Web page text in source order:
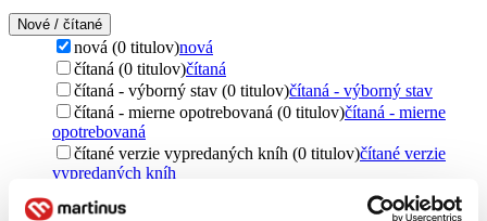
Nové / čítané
nová (0 titulov)nová
čítaná (0 titulov)čítaná
čítaná - výborný stav (0 titulov)čítaná - výborný stav
čítaná - mierne opotrebovaná (0 titulov)čítaná - mierne
opotrebovaná
čítané verzie vypredaných kníh (0 titulov)čítané verzie
vypredaných kníh
Jazyk